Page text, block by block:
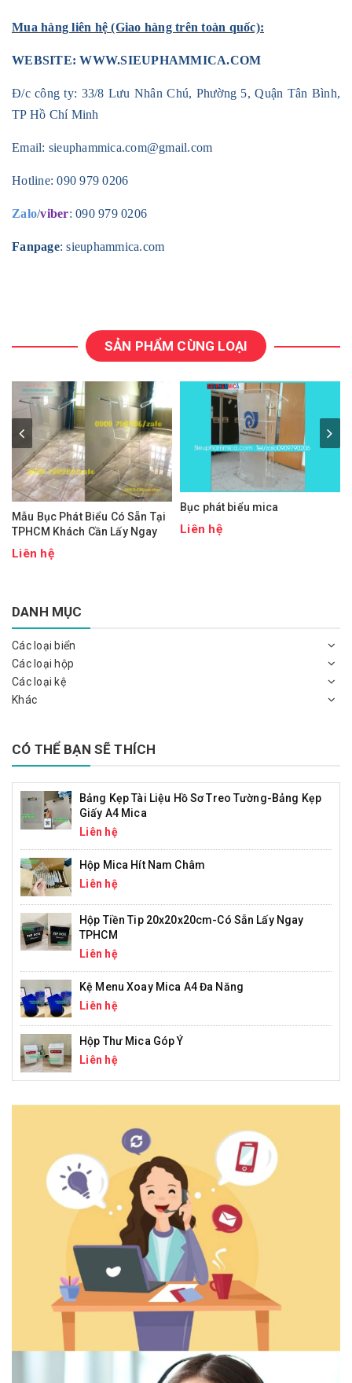
Mua hàng liên hệ (Giao hàng trên toàn quốc):
WEBSITE:WWW.SIEUPHAMMICA.COM
Đ/c công ty: 33/8 Lưu Nhân Chú, Phường 5, Quận Tân Bình,
TP Hồ Chí Minh
Email: sieuphammica.com@gmail.com
Hotline:090 979 0206
Zalo/viber: 090 979 0206
Fanpage: sieuphammica.com
SẢN PHẨM CÙNG LOẠI
Mẫu Bục Phát Biểu Có Sẵn Tại
TPHCM Khách Cần Lấy Ngay
Liên hệ
Bục phát biểu mica
Liên hệ
DANH MỤC
Các loại biển
Các loại hộp
Các loại kệ
Khác
CÓ THỂ BẠN SẼ THÍCH
Bảng Kẹp Tài Liệu Hồ Sơ Treo Tường-Bảng Kẹp
Giấy A4 Mica
Liên hệ
Hộp Mica Hít Nam Châm
Liên hệ
Hộp Tiền Tip 20x20x20cm-Có Sẵn Lấy Ngay
TPHCM
Liên hệ
Kệ Menu Xoay Mica A4 Đa Năng
Liên hệ
Hộp Thư Mica Góp Ý
Liên hệ